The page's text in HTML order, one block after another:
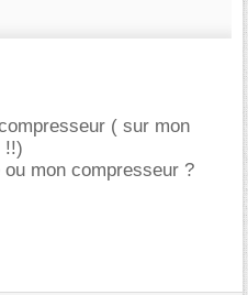
( sur mon
!!)
mon compresseur ?